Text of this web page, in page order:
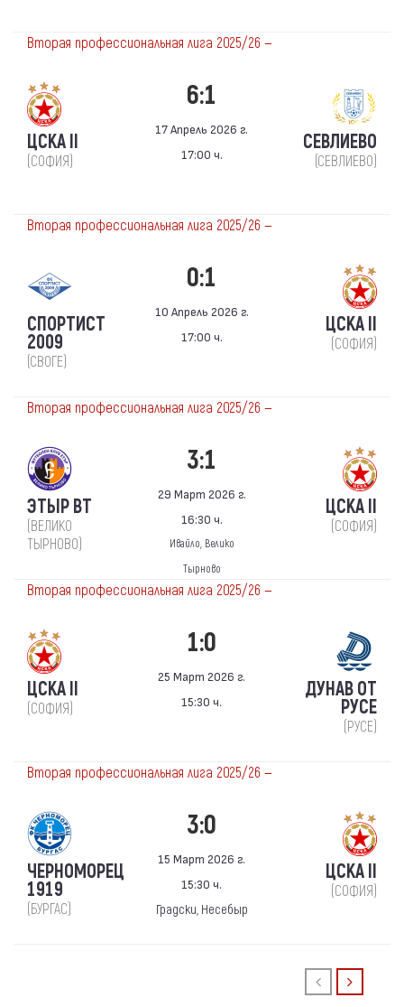
Вторая профессиональная лига 2025/26 —
ЦСКА II
(СОФИЯ)
6:1
17 Апрель 2026 г.
17:00 ч.
СЕВЛИЕВО
(СЕВЛИЕВО)
Вторая профессиональная лига 2025/26 —
СПОРТИСТ
2009
(СВОГЕ)
0:1
10 Апрель 2026 г.
17:00 ч.
ЦСКА II
(СОФИЯ)
Вторая профессиональная лига 2025/26 —
ЭТЫР ВТ
(ВЕЛИКО
ТЫРНОВО)
3:1
29 Март 2026 г.
16:30 ч.
Ивайло, Велико
Тырново
ЦСКА II
(СОФИЯ)
Вторая профессиональная лига 2025/26 —
ЦСКА II
(СОФИЯ)
1:0
25 Март 2026 г.
15:30 ч.
ДУНАВ ОТ
РУСЕ
(РУСЕ)
Вторая профессиональная лига 2025/26 —
ЧЕРНОМОРЕЦ
1919
(БУРГАС)
3:0
15 Март 2026 г.
15:30 ч.
Градски, Несебыр
ЦСКА II
(СОФИЯ)